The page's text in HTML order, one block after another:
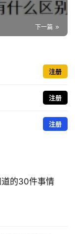
下一篇
注册
注册
注册
的30件事情